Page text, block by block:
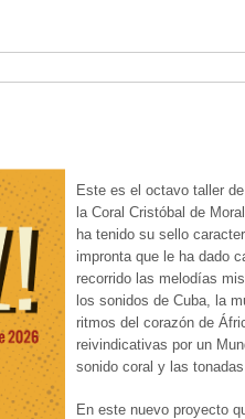
Este es el octavo taller
la Coral Cristóbal de
ha tenido su sello
impronta que le ha dado
recorrido las melodías
los sonidos de Cuba, la
ritmos del corazón de
reivindicativas por un
sonido coral y las
En este nuevo proyecto